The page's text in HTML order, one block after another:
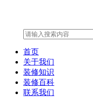
首页
关于我们
装修知识
装修百科
联系我们